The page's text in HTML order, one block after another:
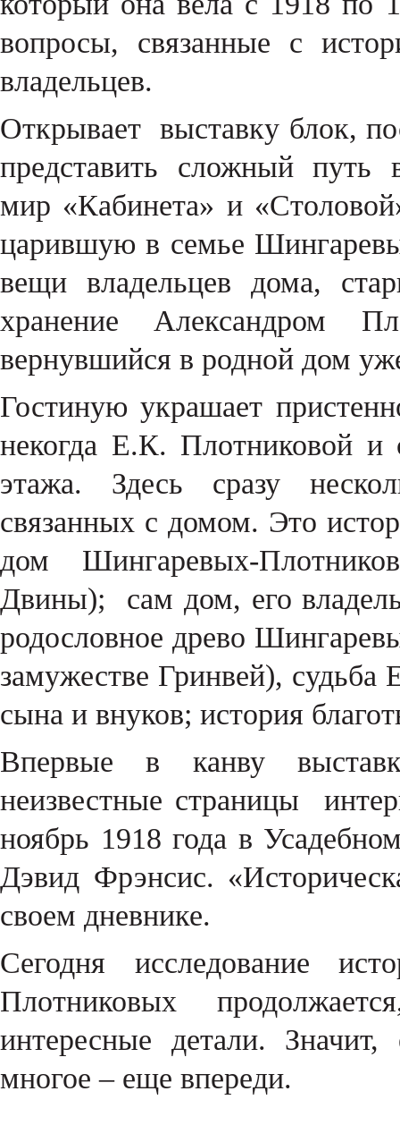
вопросы, связанные с
владельцев.
Открывает выставку блок,
представить сложный путь
мир «Кабинета» и
царившую в семье
вещи владельцев дома,
хранение Александром
вернувшийся в родной дом
Гостиную украшает
некогда Е.К. Плотниковой и
этажа. Здесь сразу
связанных с домом. Это
дом Шингаревых-
Двины); сам дом, его
родословное древо
замужестве Гринвей),
сына и внуков; история
Впервые в канву
неизвестные страницы
ноябрь 1918 года в
Дэвид Фрэнсис.
своем дневнике.
Сегодня исследование
Плотниковых
интересные детали.
многое – еще впереди.